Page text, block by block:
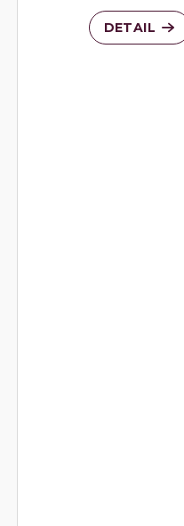
DETAIL